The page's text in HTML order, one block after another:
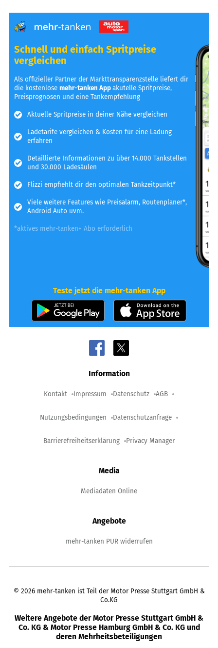
Schnell und einfach Spritpreise
vergleichen
Als offizieller Partner der Markttransparenzstelle liefert dir
die kostenlosemehr-tanken Appakutelle Spritpreise,
Preisprognosen und eine Tankempfehlung
Aktuelle Spritpreise in deiner Nähe vergleichen
Ladetarife vergleichen & Kosten für eine Ladung
erfahren
Detaillierte Informationen zu über 14.000 Tankstellen
und 30.000 Ladesäulen
Flizzi empfiehlt dir den optimalen Tankzeitpunkt*
Viele weitere Features wie Preisalarm, Routenplaner*,
Android Auto uvm.
*aktives mehr-tanken+ Abo erforderlich
Teste jetzt die mehr-tanken App
Information
Kontakt Impressum Datenschutz AGB
Nutzungsbedingungen Datenschutzanfrage
Barrierefreiheitserklärung Privacy Manager
Media
Mediadaten Online
Angebote
mehr-tanken PUR widerrufen
© 2026 mehr-tanken ist Teil der Motor Presse Stuttgart GmbH &
Co.KG
Weitere Angebote der Motor Presse Stuttgart GmbH &
Co. KG & Motor Presse Hamburg GmbH & Co. KG und
deren Mehrheitsbeteiligungen